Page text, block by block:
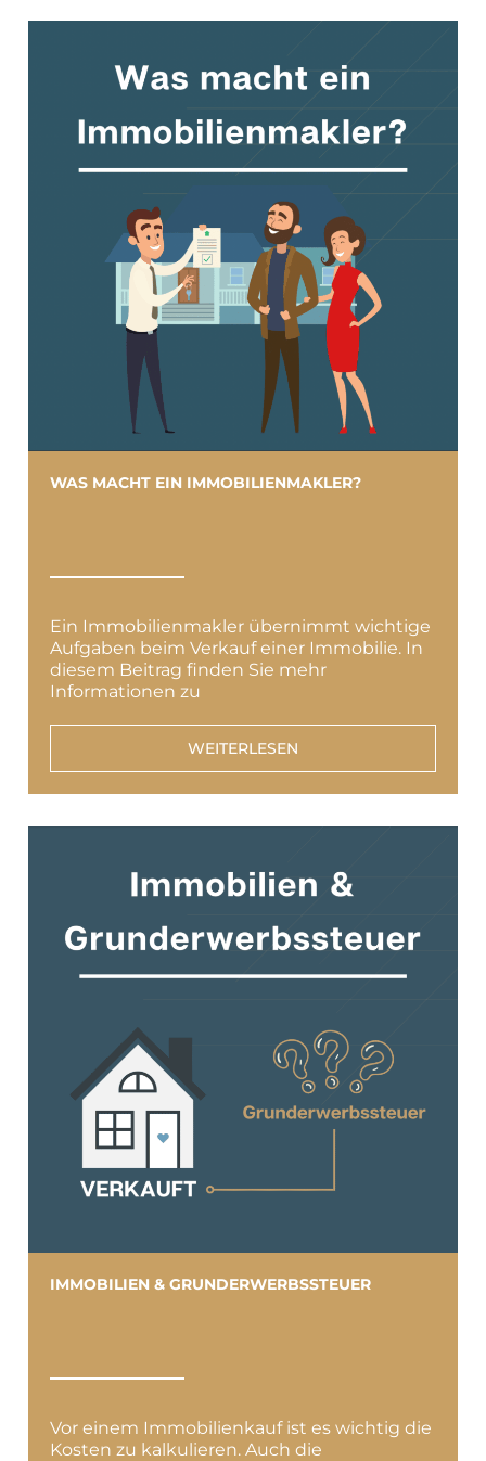
WAS MACHT EIN IMMOBILIENMAKLER?
Ein Immobilienmakler übernimmt wichtige
Aufgaben beim Verkauf einer Immobilie. In
diesem Beitrag finden Sie mehr
Informationen zu
WEITERLESEN
IMMOBILIEN & GRUNDERWERBSSTEUER
Vor einem Immobilienkauf ist es wichtig die
Kosten zu kalkulieren. Auch die